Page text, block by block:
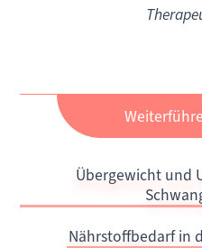
Übergewicht und
Nährstoffbedarf in